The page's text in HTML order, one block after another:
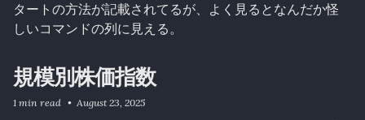
タートの方法が記載されてるが、よく見るとなんだか怪
しいコマンドの列に見える。
規模別株価指数
1 min read August 23, 2025